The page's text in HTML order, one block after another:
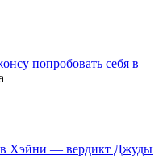
попробовать себя в
Хэйни — вердикт Джуды